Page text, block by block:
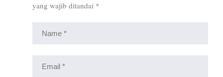
yang wajib ditandai *